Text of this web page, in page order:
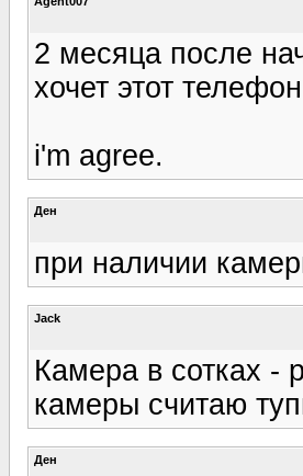
2 месяца после
хочет этот
i'm agree.
Ден
при наличии
Jack
Камера в сотках -
камеры считаю
Ден